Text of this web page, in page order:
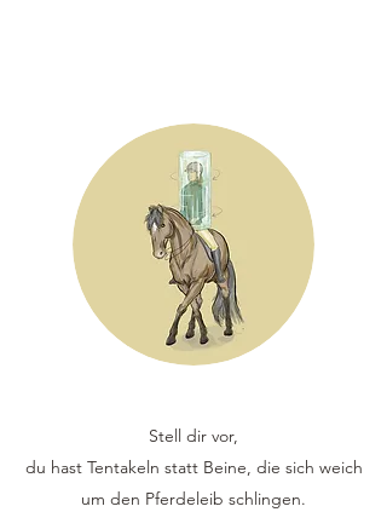
Stell dir vor,
du hast Tentakeln statt Beine, die sich weich
um den Pferdeleib schlingen.